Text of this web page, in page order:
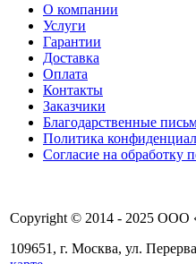
О компании
Услуги
Гарантии
Доставка
Оплата
Контакты
Заказчики
Благодарственные
Политика
Согласие на обработку
Copyright © 2014 - 2025 ООО
109651, г. Москва, ул.